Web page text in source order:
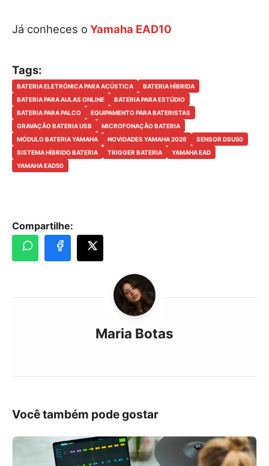
Já conheces o Yamaha EAD10
Tags:
BATERIA ELETRÓNICA PARA ACÚSTICA
BATERIA HÍBRIDA
BATERIA PARA AULAS ONLINE
BATERIA PARA ESTÚDIO
BATERIA PARA PALCO
EQUIPAMENTO PARA BATERISTAS
GRAVAÇÃO BATERIA USB
MICROFONAÇÃO BATERIA
MÓDULO BATERIA YAMAHA
NOVIDADES YAMAHA 2026
SENSOR DSU50
SISTEMA HÍBRIDO BATERIA
TRIGGER BATERIA
YAMAHA EAD
YAMAHA EAD50
Compartilhe:
Maria Botas
Você também pode gostar